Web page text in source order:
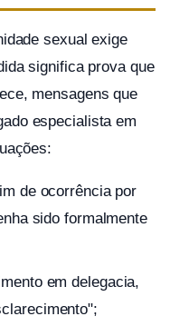
sexual exige
significa prova que
mensagens que
especialista em
de ocorrência por
sido formalmente
em delegacia,